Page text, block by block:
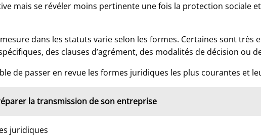
mais se révéler moins pertinente une fois la protection sociale
dans les statuts varie selon les formes. Certaines sont très
des clauses d’agrément, des modalités de décision ou
de passer en revue les formes juridiques les plus courantes et
la transmission de son entreprise
juridiques